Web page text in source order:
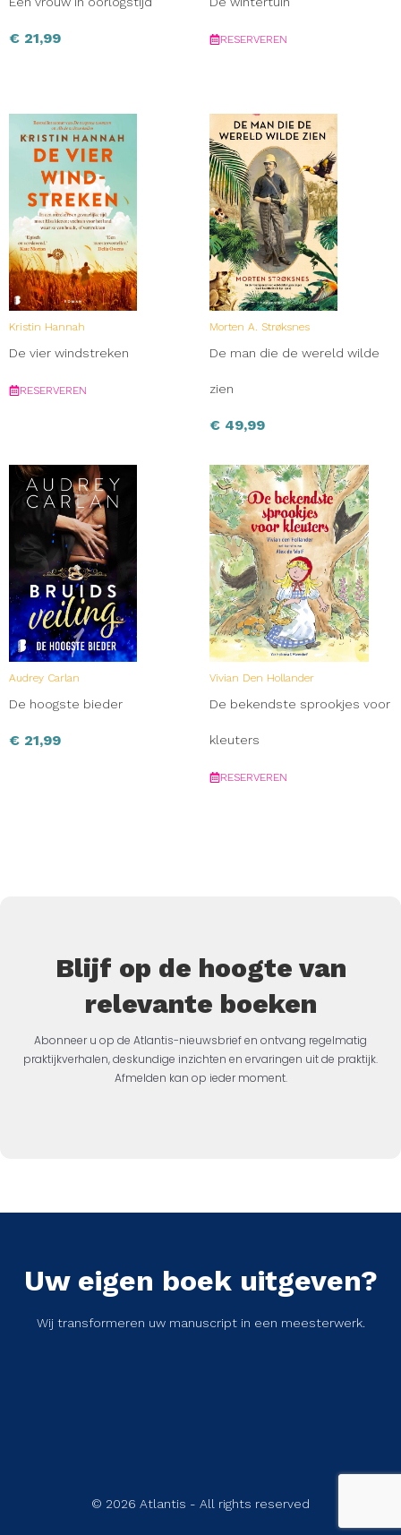
€ 21,99 RESERVEREN
Kristin Hannah
De vier windstreken
RESERVEREN
Morten A. Strøksnes
De man die de wereld wilde
zien
€ 49,99
Audrey Carlan
De hoogste bieder
€ 21,99
Vivian Den Hollander
De bekendste sprookjes voor
kleuters
RESERVEREN
Blijf op de hoogte van
relevante boeken
Abonneer u op de Atlantis-nieuwsbrief en ontvang regelmatig
praktijkverhalen, deskundige inzichten en ervaringen uit de praktijk.
Afmelden kan op ieder moment.
Uw eigen boek uitgeven?
Wij transformeren uw manuscript in een meesterwerk.
© 2026 Atlantis - All rights reserved